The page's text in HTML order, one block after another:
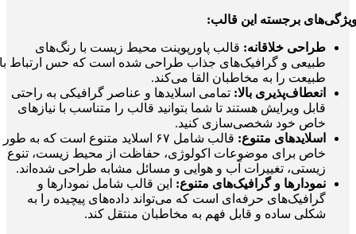
برجسته این قالب:
طراحی خلاقانه: قالب پاورپوینت محیط زیست با رنگ‌های
طبیعی و گرافیک‌های جذاب طراحی شده است که حس ارتباط با
طبیعت را به مخاطبان القا می‌کند.
انعطاف‌پذیری بالا: تمامی اسلایدها و عناصر گرافیکی به راحتی
قابل ویرایش هستند تا شما بتوانید قالب را متناسب با نیازهای
خاص خود شخصی‌سازی کنید.
اسلایدهای متنوع:
قالب شامل ۶۷ اسلاید متنوع است که به طور
خاص برای موضوعات اکولوژی، حفاظت از محیط زیست، تنوع
زیستی، تغییرات آب و هوایی و مسائل مشابه طراحی شده‌اند.
نمودارها و گرافیک‌های متنوع: این قالب شامل نمودارها و
گرافیک‌های حرفه‌ای است که می‌تواند داده‌های پیچیده را به
شکلی ساده و قابل فهم به مخاطبان منتقل کند.